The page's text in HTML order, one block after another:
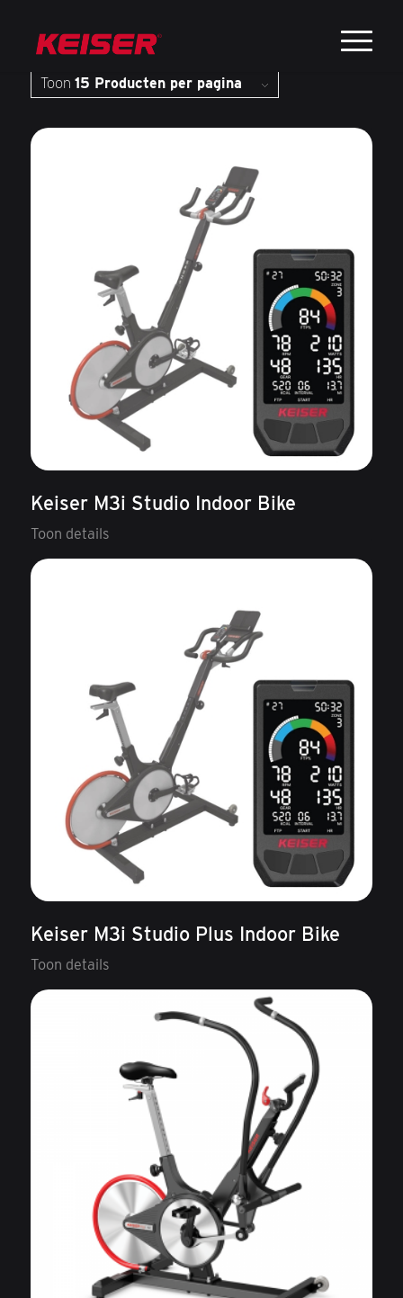
Sorteer opStandaard
Toon 15 Producten per pagina
Keiser M3i Studio Indoor Bike
Toon details
Keiser M3i Studio Plus Indoor Bike
Toon details